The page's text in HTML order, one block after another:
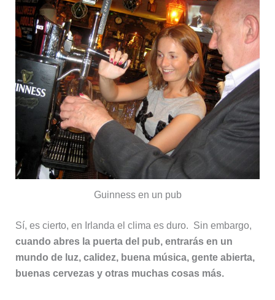
Guinness en un pub
Sí, es cierto, en Irlanda el clima es duro. Sin embargo,
cuando abres la puerta del pub, entrarás en un
mundo de luz, calidez, buena música, gente abierta,
buenas cervezas y otras muchas cosas más.